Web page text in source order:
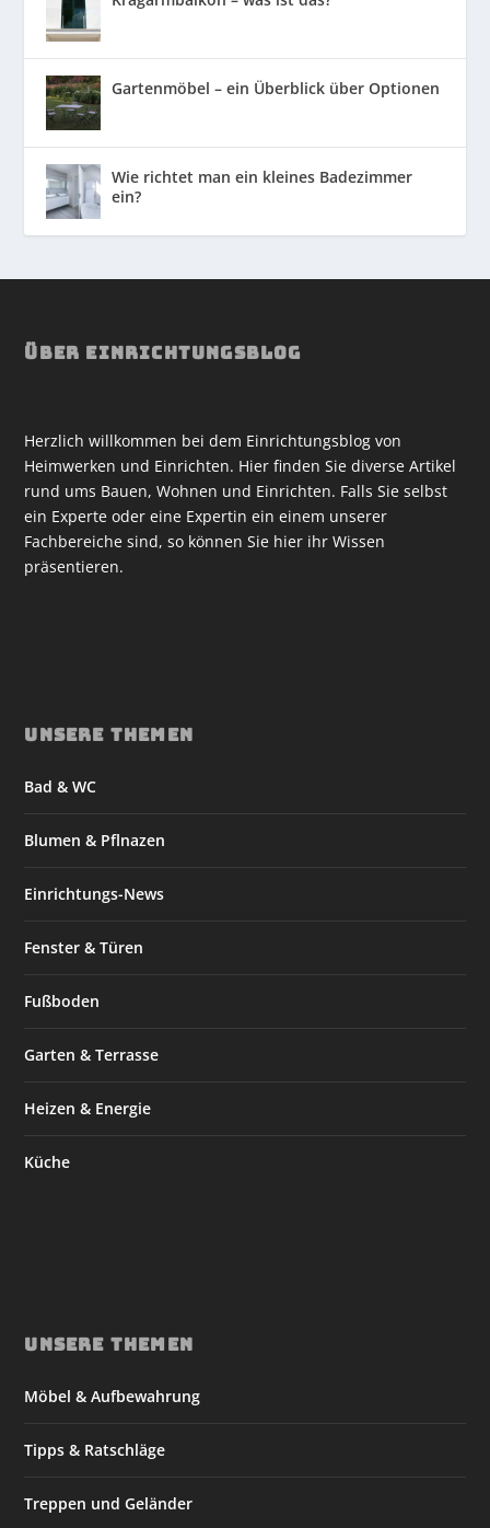
Gartenmöbel – ein Überblick über Optionen
Wie richtet man ein kleines Badezimmer
ein?
ÜBER EINRICHTUNGSBLOG
Herzlich willkommen bei dem Einrichtungsblog von
Heimwerken und Einrichten. Hier finden Sie diverse Artikel
rund ums Bauen, Wohnen und Einrichten. Falls Sie selbst
ein Experte oder eine Expertin ein einem unserer
Fachbereiche sind, so können Sie hier ihr Wissen
präsentieren.
UNSERE THEMEN
Bad & WC
Blumen & Pflnazen
Einrichtungs-News
Fenster & Türen
Fußboden
Garten & Terrasse
Heizen & Energie
Küche
UNSERE THEMEN
Möbel & Aufbewahrung
Tipps & Ratschläge
Treppen und Geländer